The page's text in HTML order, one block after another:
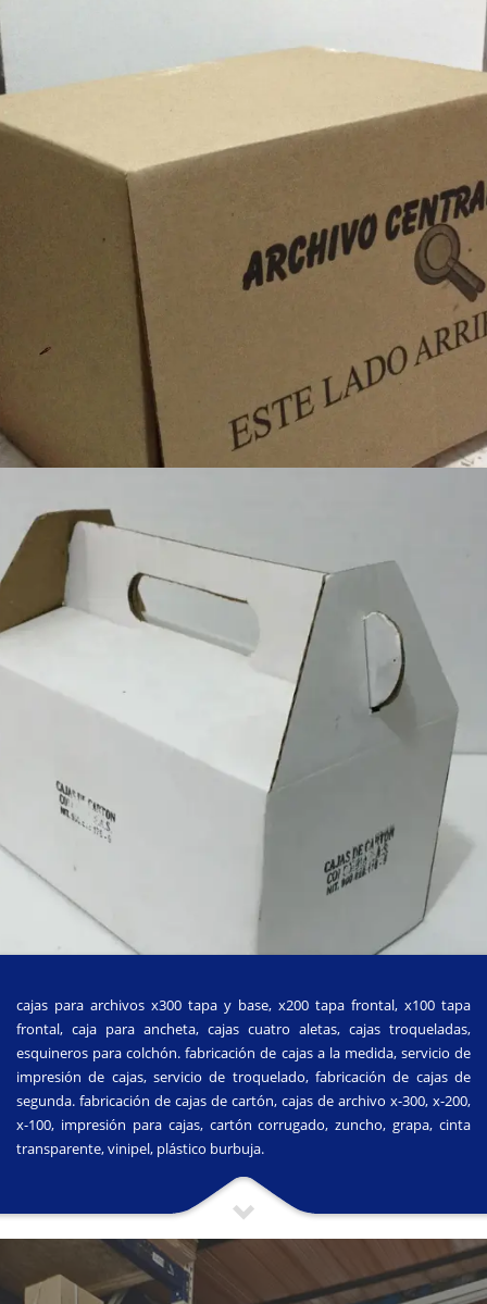
cajas para archivos x300 tapa y base, x200 tapa frontal, x100 tapa
frontal, caja para ancheta, cajas cuatro aletas, cajas troqueladas,
esquineros para colchón. fabricación de cajas a la medida, servicio de
impresión de cajas, servicio de troquelado, fabricación de cajas de
segunda. fabricación de cajas de cartón, cajas de archivo x-300, x-200,
x-100, impresión para cajas, cartón corrugado, zuncho, grapa, cinta
transparente, vinipel, plástico burbuja.